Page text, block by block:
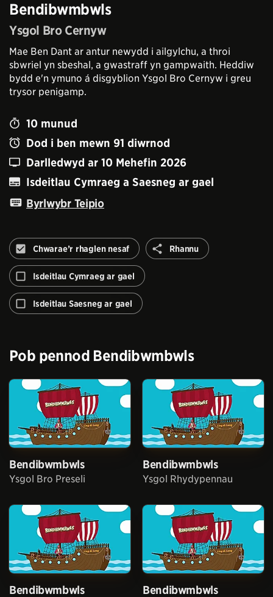
Bendibwmbwls
Ysgol Bro Cernyw
Mae Ben Dant ar antur newydd i ailgylchu, a throi
sbwriel yn sbeshal, a gwastraff yn gampwaith. Heddiw
bydd e'n ymuno á disgyblion Ysgol Bro Cernyw i greu
trysor penigamp.
10 munud
Dod i ben mewn 91 diwrnod
Darlledwyd ar 10 Mehefin 2026
Isdeitlau Cymraeg a Saesneg ar gael
Byrlwybr Teipio
Chwarae’r rhaglen nesaf
Peidiwch
â
awtomeiddio'r
rhaglen
nesaf
Rhannu Rhannu
Isdeitlau Cymraeg ar gael
Isdeitlau Saesneg ar gael
Pob pennod Bendibwmbwls
Bendibwmbwls
Ysgol Bro Preseli
Bendibwmbwls
Ysgol Rhydypennau
Bendibwmbwls Bendibwmbwls